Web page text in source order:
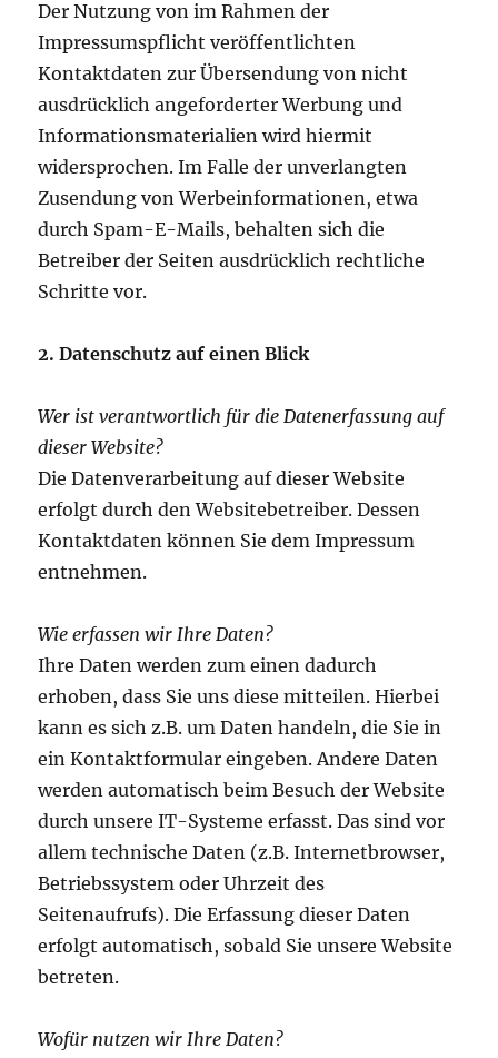
Der Nutzung von im Rahmen der
Impressumspflicht veröffentlichten
Kontaktdaten zur Übersendung von nicht
ausdrücklich angeforderter Werbung und
Informationsmaterialien wird hiermit
widersprochen. Im Falle der unverlangten
Zusendung von Werbeinformationen, etwa
durch Spam-E-Mails, behalten sich die
Betreiber der Seiten ausdrücklich rechtliche
Schritte vor.
2. Datenschutz auf einen Blick
Wer ist verantwortlich für die Datenerfassung auf
dieser Website?
Die Datenverarbeitung auf dieser Website
erfolgt durch den Websitebetreiber. Dessen
Kontaktdaten können Sie dem Impressum
entnehmen.
Wie erfassen wir Ihre Daten?
Ihre Daten werden zum einen dadurch
erhoben, dass Sie uns diese mitteilen. Hierbei
kann es sich z.B. um Daten handeln, die Sie in
ein Kontaktformular eingeben. Andere Daten
werden automatisch beim Besuch der Website
durch unsere IT-Systeme erfasst. Das sind vor
allem technische Daten (z.B. Internetbrowser,
Betriebssystem oder Uhrzeit des
Seitenaufrufs). Die Erfassung dieser Daten
erfolgt automatisch, sobald Sie unsere Website
betreten.
Wofür nutzen wir Ihre Daten?